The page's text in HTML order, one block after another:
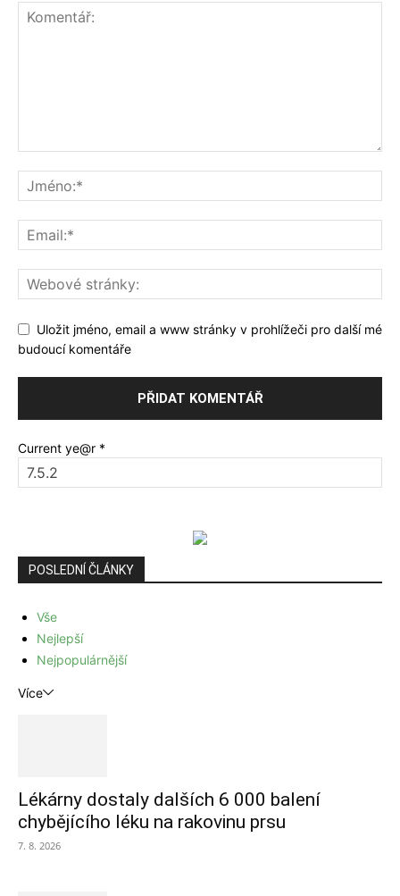
Uložit jméno, email a www stránky v prohlížeči pro další mé
budoucí komentáře
Current ye@r *
POSLEDNÍ ČLÁNKY
Vše
Nejlepší
Nejpopulárnější
Více
Lékárny dostaly dalších 6 000 balení
chybějícího léku na rakovinu prsu
7. 8. 2026